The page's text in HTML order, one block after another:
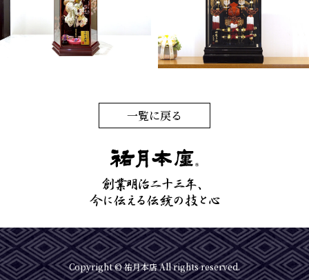
一覧に戻る
Copyright © 祐月本店 All rights reserved.